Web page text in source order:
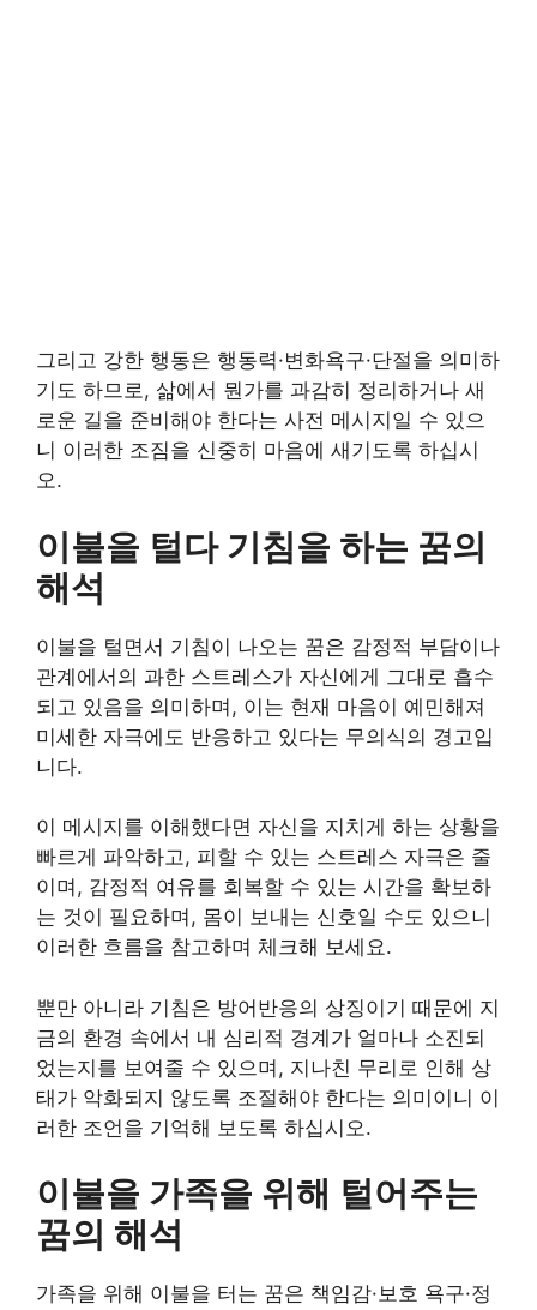
그리고 강한 행동은 행동력·변화욕구·단절을 의미하
기도 하므로, 삶에서 뭔가를 과감히 정리하거나 새
로운 길을 준비해야 한다는 사전 메시지일 수 있으
니 이러한 조짐을 신중히 마음에 새기도록 하십시
오.
이불을 털다 기침을 하는 꿈의
해석
이불을 털면서 기침이 나오는 꿈은 감정적 부담이나
관계에서의 과한 스트레스가 자신에게 그대로 흡수
되고 있음을 의미하며, 이는 현재 마음이 예민해져
미세한 자극에도 반응하고 있다는 무의식의 경고입
니다.
이 메시지를 이해했다면 자신을 지치게 하는 상황을
빠르게 파악하고, 피할 수 있는 스트레스 자극은 줄
이며, 감정적 여유를 회복할 수 있는 시간을 확보하
는 것이 필요하며, 몸이 보내는 신호일 수도 있으니
이러한 흐름을 참고하며 체크해 보세요.
뿐만 아니라 기침은 방어반응의 상징이기 때문에 지
금의 환경 속에서 내 심리적 경계가 얼마나 소진되
었는지를 보여줄 수 있으며, 지나친 무리로 인해 상
태가 악화되지 않도록 조절해야 한다는 의미이니 이
러한 조언을 기억해 보도록 하십시오.
이불을 가족을 위해 털어주는
꿈의 해석
가족을 위해 이불을 터는 꿈은 책임감·보호 욕구·정